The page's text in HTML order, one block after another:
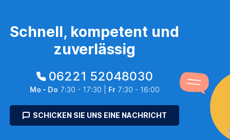
Schnell, kompetent und
zuverlässig
06221 52048030
Mo - Do 7:30 - 17:30 | Fr7:30 - 16:00
SCHICKEN SIE UNS EINE NACHRICHT